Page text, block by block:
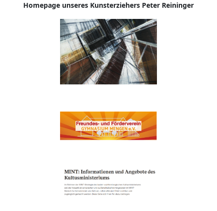
Homepage unseres Kunsterziehers Peter Reininger